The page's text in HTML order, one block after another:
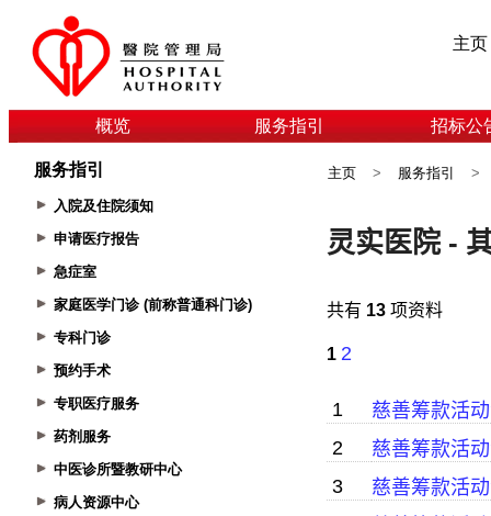
主页
概览 服务指引 招标公
服务指引
入院及住院须知
申请医疗报告
急症室
家庭医学门诊 (前称普通科门诊)
专科门诊
预约手术
专职医疗服务
药剂服务
中医诊所暨教研中心
病人资源中心
主页 > 服务指引 >